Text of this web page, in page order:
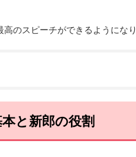
のスピーチができるようにな
と新郎の役割